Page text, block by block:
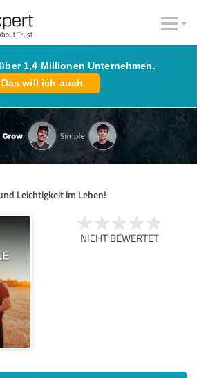
1,4 Millionen Unternehmen.
Das will ich auch
Leichtigkeit im Leben!
NICHT BEWERTET